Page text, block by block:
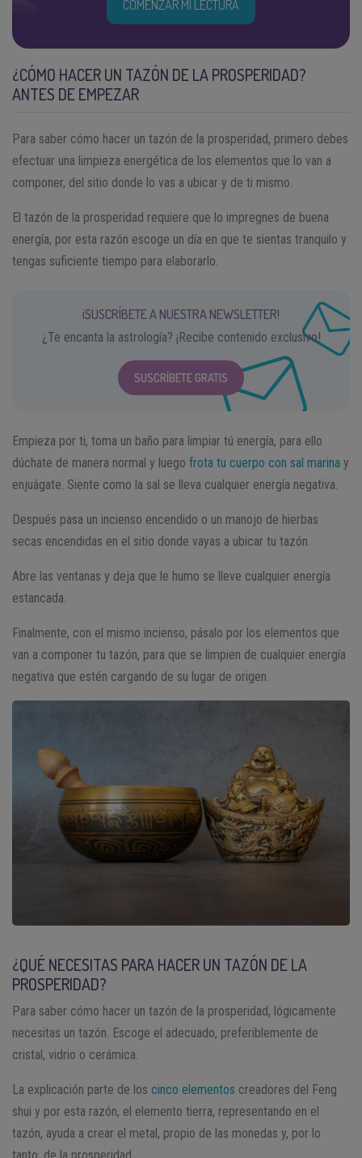
COMENZAR MI LECTURA
¿CÓMO HACER UN TAZÓN DE LA PROSPERIDAD?
ANTES DE EMPEZAR
Para saber cómo hacer un tazón de la prosperidad, primero debes
efectuar una limpieza energética de los elementos que lo van a
componer, del sitio donde lo vas a ubicar y de ti mismo.
El tazón de la prosperidad requiere que lo impregnes de buena
energía, por esta razón escoge un día en que te sientas tranquilo y
tengas suficiente tiempo para elaborarlo.
¡SUSCRÍBETE A NUESTRA NEWSLETTER!
¿Te encanta la astrología? ¡Recibe contenido exclusivo!
SUSCRÍBETE GRATIS
Empieza por ti, toma un baño para limpiar tú energía, para ello
dúchate de manera normal y luego frota tu cuerpo con sal marina y
enjuágate. Siente como la sal se lleva cualquier energía negativa.
Después pasa un incienso encendido o un manojo de hierbas
secas encendidas en el sitio donde vayas a ubicar tu tazón.
Abre las ventanas y deja que le humo se lleve cualquier energía
estancada.
Finalmente, con el mismo incienso, pásalo por los elementos que
van a componer tu tazón, para que se limpien de cualquier energía
negativa que estén cargando de su lugar de origen.
¿QUÉ NECESITAS PARA HACER UN TAZÓN DE LA
PROSPERIDAD?
Para saber cómo hacer un tazón de la prosperidad, lógicamente
necesitas un tazón. Escoge el adecuado, preferiblemente de
cristal, vidrio o cerámica.
La explicación parte de los cinco elementos creadores del Feng
shui y por esta razón, el elemento tierra, representando en el
tazón, ayuda a crear el metal, propio de las monedas y, por lo